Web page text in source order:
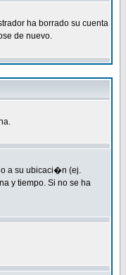
ha borrado su cuenta
de nuevo.
a su ubicaci�n (ej.
y tiempo. Si no se ha